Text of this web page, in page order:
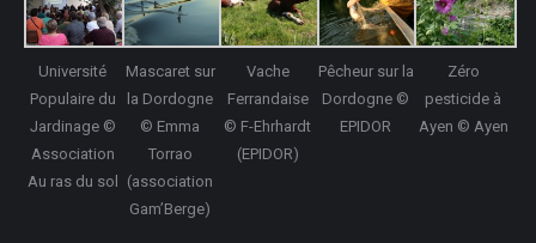
Université
Populaire du
Jardinage ©
Association
Au ras du sol
Mascaret sur
la Dordogne
© Emma
Torrao
(association
Gam’Berge)
Vache
Ferrandaise
© F-Ehrhardt
(EPIDOR)
Pêcheur sur la
Dordogne ©
EPIDOR
Zéro
pesticide à
Ayen © Ayen